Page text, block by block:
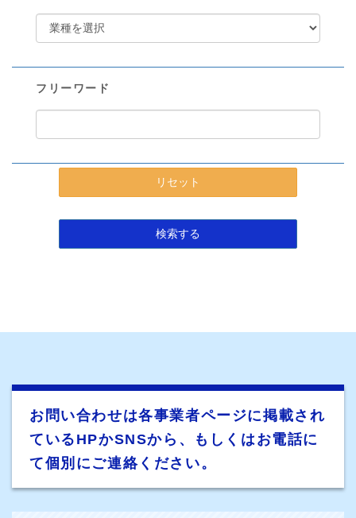
フリーワード
リセット
検索する
お問い合わせは各事業者ページに掲載され
ているHPかSNSから、もしくはお電話に
て個別にご連絡ください。